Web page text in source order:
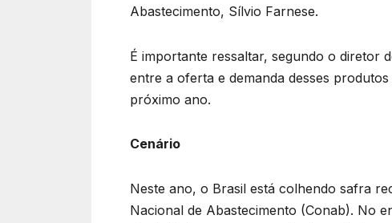
Abastecimento, Sílvio Farnese.
É importante ressaltar, segundo o diretor
entre a oferta e demanda desses
próximo ano.
Cenário
Neste ano, o Brasil está colhendo safra
Nacional de Abastecimento (Conab). No